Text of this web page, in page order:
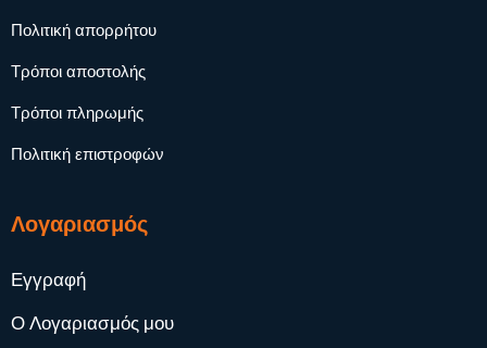
Πολιτική απορρήτου
Τρόποι αποστολής
Τρόποι πληρωμής
Πολιτική επιστροφών
Λογαριασμός
Εγγραφή
Ο Λογαριασμός μου